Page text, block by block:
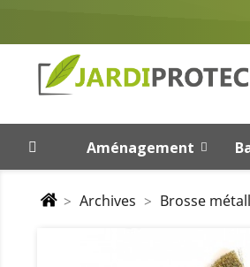
Aménagement
Archives Brosse